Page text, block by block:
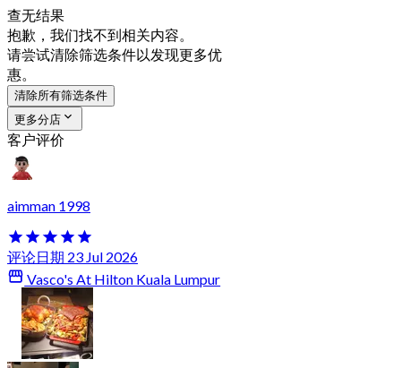
查无结果
抱歉，我们找不到相关内容。
请尝试清除筛选条件以发现更多优
惠。
清除所有筛选条件
更多分店
客户评价
aimman 1998
评论日期 23 Jul 2026
Vasco's At Hilton Kuala Lumpur